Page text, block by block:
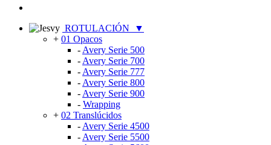
ROTULACIÓN
▼
+ 01 Opacos
- Avery Serie 500
- Avery Serie 700
- Avery Serie 777
- Avery Serie 800
- Avery Serie 900
- Wrapping
+ 02 Translúcidos
- Avery Serie 4500
- Avery Serie 5500